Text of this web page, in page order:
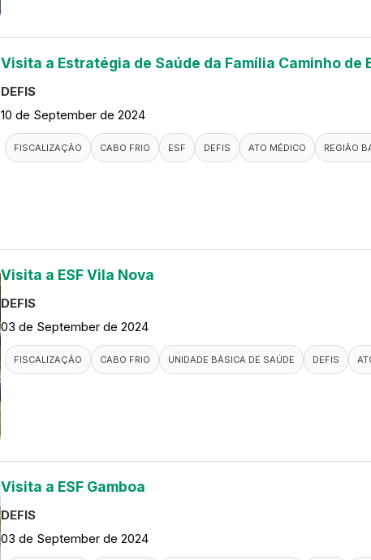
Visita a Estratégia de Saúde da Família Caminho de
DEFIS
10 de September de 2024
FISCALIZAÇÃO CABO FRIO ESF DEFIS ATO MÉDICO REGIÃO
Visita a ESF Vila Nova
DEFIS
03 de September de 2024
FISCALIZAÇÃO CABO FRIO UNIDADE BÁSICA DE SAÚDE DEFIS
Visita a ESF Gamboa
DEFIS
03 de September de 2024